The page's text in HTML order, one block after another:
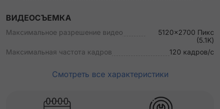
ВИДЕОСЪЕМКА
Максимальное разрешение видео
5120x2700 Пикс
(5.1K)
Максимальная частота кадров
120 кадров/с
Смотреть все характеристики